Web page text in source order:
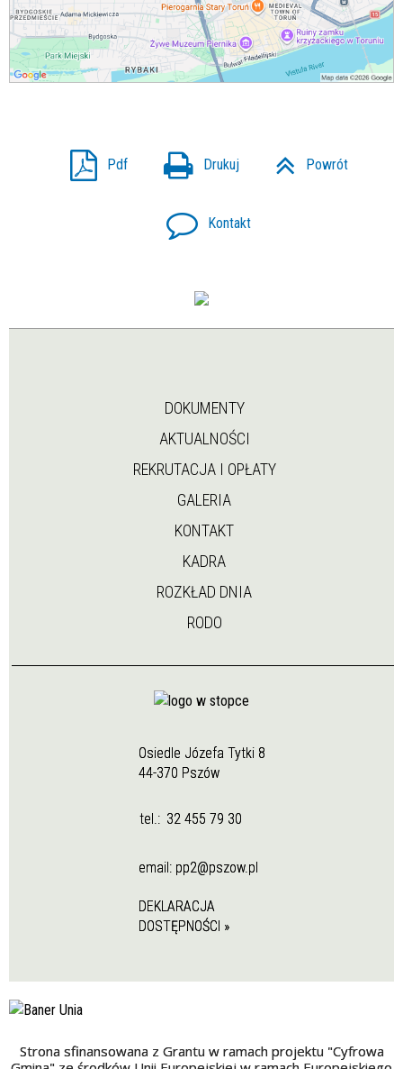
Pdf Drukuj Powrót
Kontakt
DOKUMENTY
AKTUALNOŚCI
REKRUTACJA I OPŁATY
GALERIA
KONTAKT
KADRA
ROZKŁAD DNIA
RODO
Osiedle Józefa Tytki 8
44-370 Pszów
tel.: 32 455 79 30
email: pp2@pszow.pl
DEKLARACJA
DOSTĘPNOŚCI »
Strona sfinansowana z Grantu w ramach projektu "Cyfrowa